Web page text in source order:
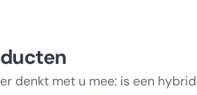
denkt met u mee: is een